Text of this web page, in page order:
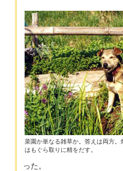
菜園か単なる雑草か。答えは両方。
はもぐら取りに精をだす。
った。